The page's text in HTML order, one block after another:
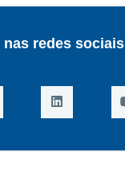
nas redes sociais